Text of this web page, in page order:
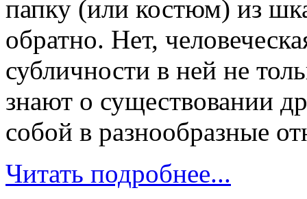
папку (или костюм) из
обратно. Нет,
субличности в ней не
знают о существовании
собой в разнообразные
Читать подробнее...